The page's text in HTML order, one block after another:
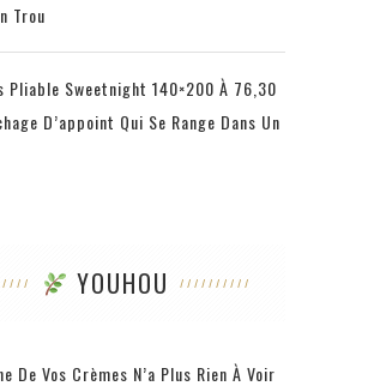
Trou
Pliable Sweetnight 140×200 À 76,30
D’appoint Qui Se Range Dans Un
YOUHOU
De Vos Crèmes N’a Plus Rien À Voir